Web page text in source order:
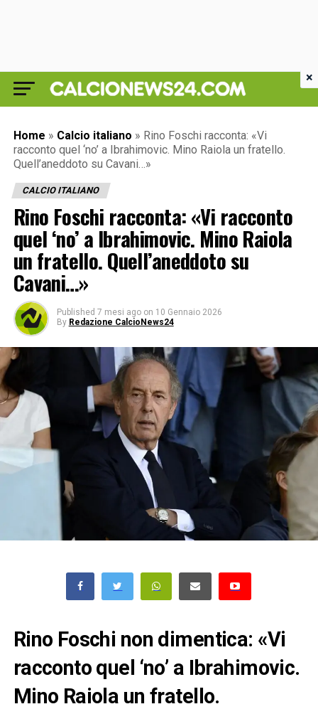
Home » Calcio italiano » Rino Foschi racconta: «Vi
racconto quel ‘no’ a Ibrahimovic. Mino Raiola un fratello.
Quell’aneddoto su Cavani…»
CALCIO ITALIANO
Rino Foschi racconta: «Vi racconto
quel ‘no’ a Ibrahimovic. Mino Raiola
un fratello. Quell’aneddoto su
Cavani…»
Published 7 mesi ago on 10 Gennaio 2026
By Redazione CalcioNews24
Rino Foschi non dimentica: «Vi
racconto quel ‘no’ a Ibrahimovic.
Mino Raiola un fratello.
×